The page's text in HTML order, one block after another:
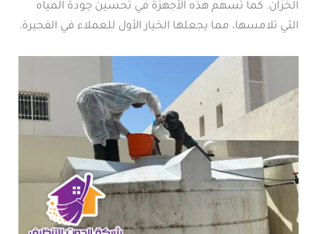
الخزان. كما تسهم هذه الأجهزة في تحسين جودة المياه
التي تلامسها، مما يجعلها الخيار الأول للعملاء في الفجيرة.